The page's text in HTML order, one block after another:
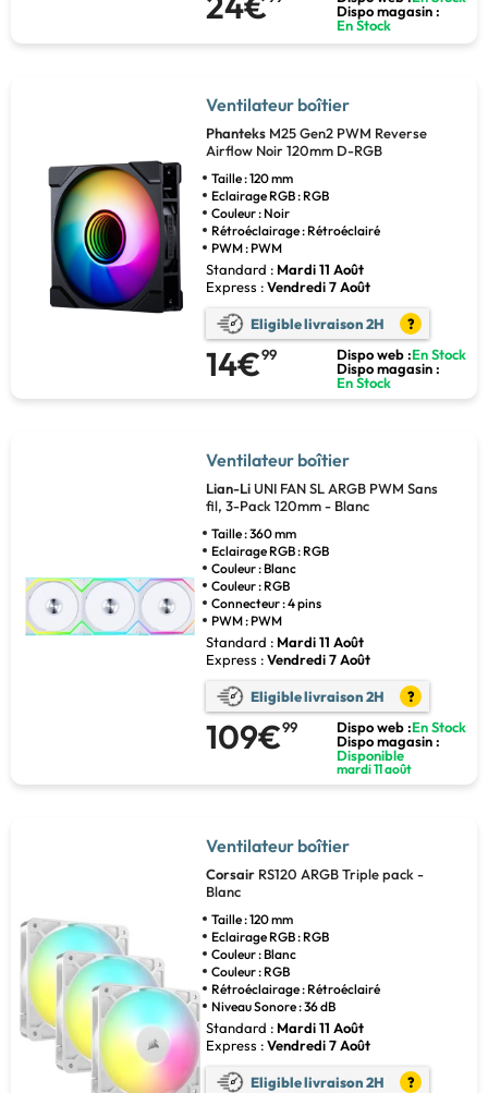
Dispo magasin :
En Stock
Ventilateur boîtier
Phanteks M25 Gen2 PWM Reverse
Airflow Noir 120mm D-RGB
Taille : 120 mm
Eclairage RGB : RGB
Couleur : Noir
Rétroéclairage : Rétroéclairé
PWM : PWM
Standard : Mardi 11 Août
Express :Vendredi 7 Août
Eligible livraison 2H ?
14€99 Dispo web :En Stock
Dispo magasin :
En Stock
Ventilateur boîtier
Lian-LiUNI FAN SL ARGB PWM Sans
fil, 3-Pack 120mm - Blanc
Taille : 360 mm
Eclairage RGB : RGB
Couleur : Blanc
Couleur : RGB
Connecteur : 4 pins
PWM : PWM
Standard : Mardi 11 Août
Express :Vendredi 7 Août
Eligible livraison 2H ?
109€99 Dispo web :En Stock
Dispo magasin :
Disponible
mardi 11 août
Ventilateur boîtier
Corsair RS120 ARGB Triple pack -
Blanc
Taille : 120 mm
Eclairage RGB : RGB
Couleur : Blanc
Couleur : RGB
Rétroéclairage : Rétroéclairé
Niveau Sonore : 36 dB
Standard : Mardi 11 Août
Express :Vendredi 7 Août
Eligible livraison 2H ?